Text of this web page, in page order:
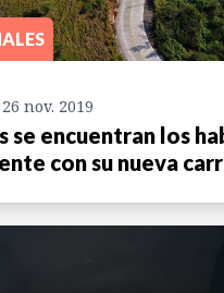
nov. 2019
se encuentran los
con su nueva